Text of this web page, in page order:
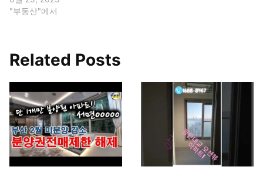
"부동산"에서
Related Posts